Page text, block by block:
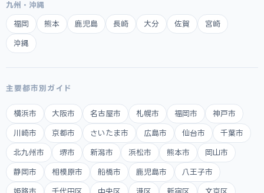
九州・沖縄
福岡 熊本 鹿児島 長崎 大分 佐賀 宮崎
沖縄
主要都市別ガイド
横浜市 大阪市 名古屋市 札幌市 福岡市 神戸市
川崎市 京都市 さいたま市 広島市 仙台市 千葉市
北九州市 堺市 新潟市 浜松市 熊本市 岡山市
静岡市 相模原市 船橋市 鹿児島市 八王子市
姫路市 千代田区 中央区 港区 新宿区 文京区